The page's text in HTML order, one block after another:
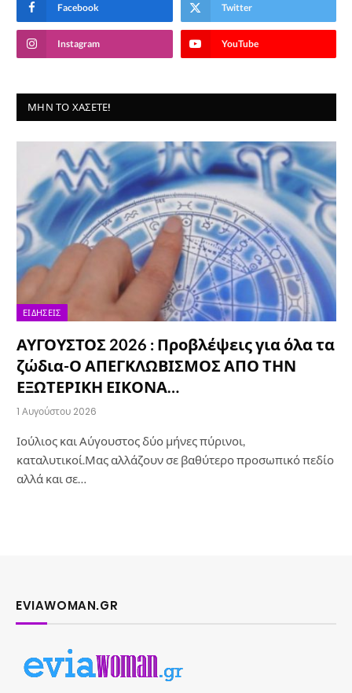
Facebook Twitter
Instagram YouTube
ΜΗΝ ΤΟ ΧΆΣΕΤΕ!
ΕΙΔΉΣΕΙΣ
ΑΥΓΟΥΣΤΟΣ 2026 : Προβλέψεις για όλα τα
ζώδια-Ο ΑΠΕΓΚΛΩΒΙΣΜΟΣ ΑΠΟ ΤΗΝ
ΕΞΩΤΕΡΙΚΗ ΕΙΚΟΝΑ…
1 Αυγούστου 2026
Ιούλιος και Αύγουστος δύο μήνες πύρινοι,
καταλυτικοί.Μας αλλάζουν σε βαθύτερο προσωπικό πεδίο
αλλά και σε…
EVIAWOMAN.GR